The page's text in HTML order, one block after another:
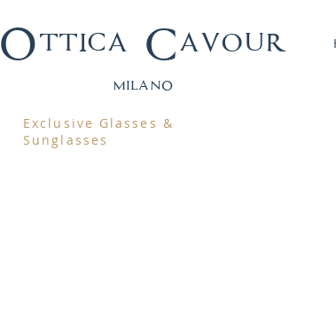
Ottica Cavour
milano
Exclusive Glasses &
Sunglasses